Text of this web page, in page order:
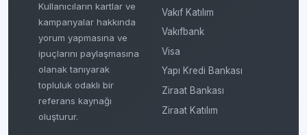
Kullanıcıların kartlar ve
kampanyalar hakkında
yorum yapmasına ve
ipuçlarını paylaşmasına
olanak tanıyarak
topluluk odaklı bir
referans kaynağı
oluşturur.
Vakıf Katılım
Vakıfbank
Visa
Yapı Kredi Bankası
Ziraat Bankası
Ziraat Katılım